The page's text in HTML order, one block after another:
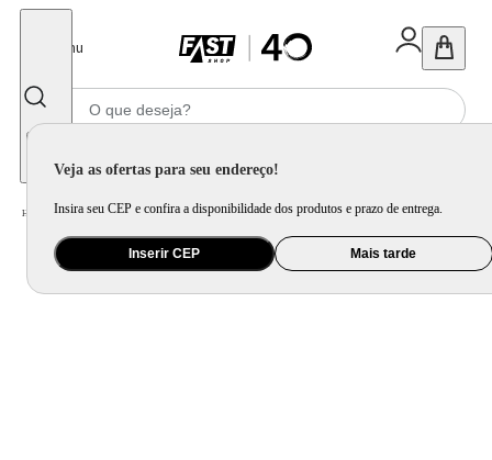
Menu
Veja as ofertas para seu endereço!
Insira seu CEP e confira a disponibilidade dos produtos e prazo de entrega.
Inserir CEP Mais tarde
Home Eletroportátil / Liquidificador / Liquidificador Individual Blender e Extrator Nutribullet Ultra 1000W